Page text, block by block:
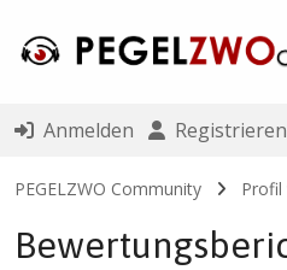
Anmelden Registrieren
PEGELZWO Community Profil